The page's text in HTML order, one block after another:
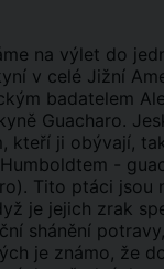
na výlet do
v celé Jižní
badatelem
Guacharo.
kteří ji obývají,
-
Tito ptáci jsou
je jejich zrak
shánění
je známo, že